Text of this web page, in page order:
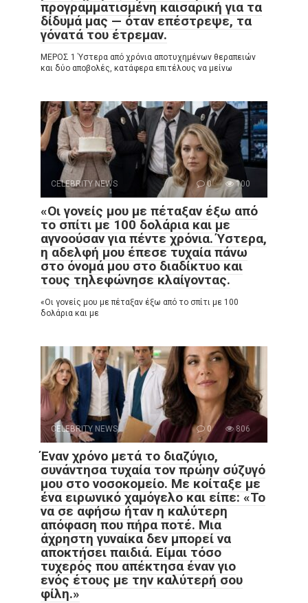
προγραμματισμένη καισαρική για τα
δίδυμά μας — όταν επέστρεψε, τα
γόνατά του έτρεμαν.
ΜΕΡΟΣ 1 Ύστερα από χρόνια αποτυχημένων θεραπειών
και δύο αποβολές, κατάφερα επιτέλους να μείνω
CELEBRITY NEWS 0 100
«Οι γονείς μου με πέταξαν έξω από
το σπίτι με 100 δολάρια και με
αγνοούσαν για πέντε χρόνια. Ύστερα,
η αδελφή μου έπεσε τυχαία πάνω
στο όνομά μου στο διαδίκτυο και
τους τηλεφώνησε κλαίγοντας.
«Οι γονείς μου με πέταξαν έξω από το σπίτι με 100
δολάρια και με
CELEBRITY NEWS 0 806
Έναν χρόνο μετά το διαζύγιο,
συνάντησα τυχαία τον πρώην σύζυγό
μου στο νοσοκομείο. Με κοίταξε με
ένα ειρωνικό χαμόγελο και είπε: «Το
να σε αφήσω ήταν η καλύτερη
απόφαση που πήρα ποτέ. Μια
άχρηστη γυναίκα δεν μπορεί να
αποκτήσει παιδιά. Είμαι τόσο
τυχερός που απέκτησα έναν γιο
ενός έτους με την καλύτερή σου
φίλη.»